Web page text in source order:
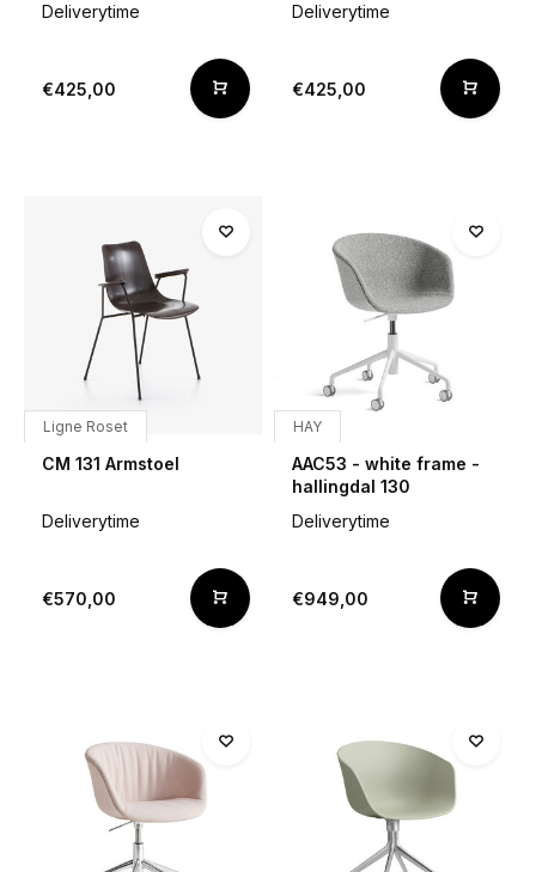
Deliverytime
€425,00
Deliverytime
€425,00
Ligne Roset
CM 131 Armstoel
Deliverytime
€570,00
HAY
AAC53 - white frame -
hallingdal 130
Deliverytime
€949,00